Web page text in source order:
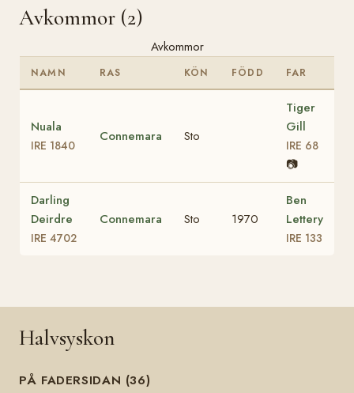
Avkommor (2)
Avkommor
NAMN RAS KÖN FÖDD FAR
Nuala
IRE 1840
Connemara Sto
Tiger
Gill
IRE 68
📷
Darling
Deirdre
IRE 4702
Connemara Sto 1970
Ben
Lettery
IRE 133
Halvsyskon
PÅ FADERSIDAN (36)